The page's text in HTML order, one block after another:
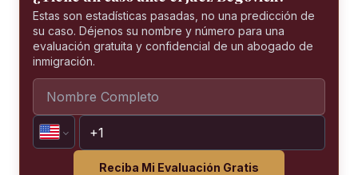
Estas son estadísticas pasadas, no una predicción de
su caso. Déjenos su nombre y número para una
evaluación gratuita y confidencial de un abogado de
inmigración.
Reciba Mi Evaluación Gratis